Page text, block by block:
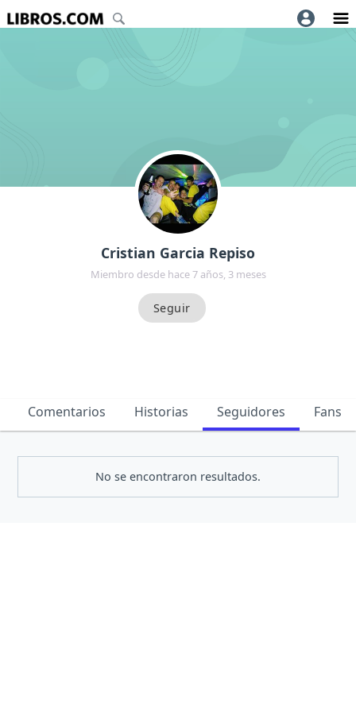
Cristian Garcia Repiso
Miembro desde hace 7 años, 3 meses
Comentarios Historias Seguidores Fans
No se encontraron resultados.